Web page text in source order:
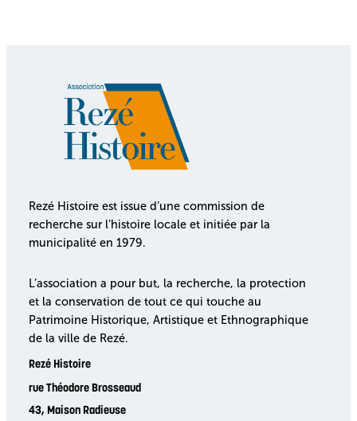
Rezé Histoire est issue d’une commission de
recherche sur l’histoire locale et initiée par la
municipalité en 1979.
L’association a pour but, la recherche, la protection
et la conservation de tout ce qui touche au
Patrimoine Historique, Artistique et Ethnographique
de la ville de Rezé.
Rezé Histoire
rue Théodore Brosseaud
43, Maison Radieuse